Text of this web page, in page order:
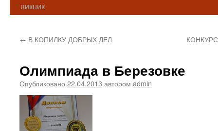
пикник
← В КОПИЛКУ ДОБРЫХ ДЕЛ
Олимпиада в Березовке
Опубликовано 22.04.2013 автором admin